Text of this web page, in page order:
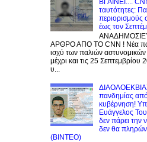
ΒΓΑΙΝΕΙ....
ταυτότητες:
περιορισμούς
έως τον
ΑΡΘΡΟ ΑΠΟ ΤΟ CNN ! Νέα
ισχύ των παλιών
μέχρι και τις 25 Σεπτεμβρίου
υ...
πανδημίας
κυβέρνηση!
Ευάγγελος
δεν πάρει την
δεν θα
(BINTEO)